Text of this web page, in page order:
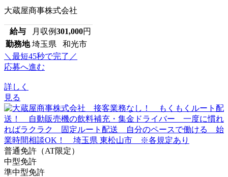
大蔵屋商事株式会社
給与 月収例301,000円
勤務地 埼玉県 和光市
＼最短45秒で完了／
応募へ進む
詳しく
見る
普通免許（AT限定）
中型免許
準中型免許